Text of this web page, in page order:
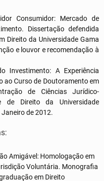
Consumidor: Mercado de
Dissertação defendida
Direito da Universidade Gama
e louvor e recomendação à
Investimento: A Experiência
ao Curso de Doutoramento em
de Ciências Jurídico-
de Direito da Universidade
de 2012.
Amigável: Homologação em
Voluntária. Monografia
em Direito